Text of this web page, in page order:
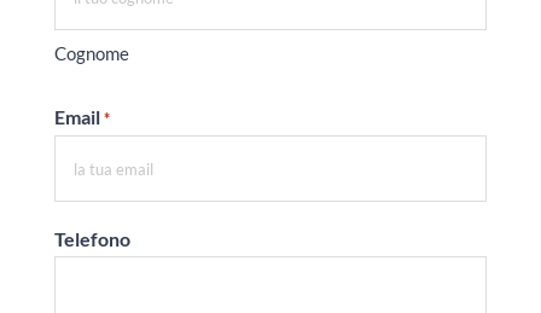
Cognome
Email *
Telefono